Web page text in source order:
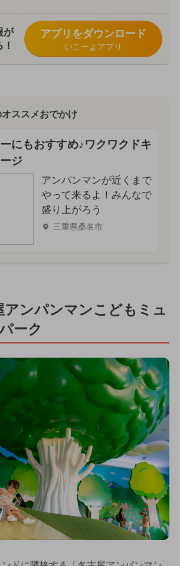
が
アプリをダウンロード
いこーよアプリ
ススメおでかけ
にもおすすめ♪ワクワクドキ
ジ
アンパンマンが近くまで
やって来るよ！みんなで
盛り上がろう
三重県桑名市
アンパンマンこどもミュ
ーク